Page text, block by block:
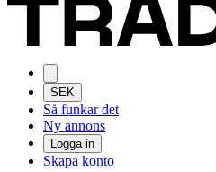
SEK
Så funkar det
Ny annons
Logga in
Skapa konto